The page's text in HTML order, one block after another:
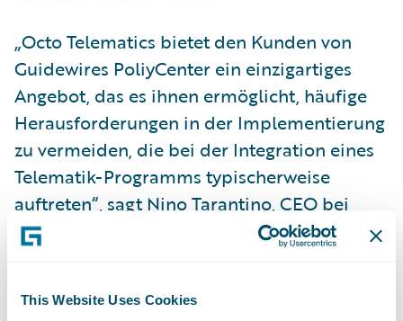
This Website Uses Cookies
„Octo Telematics bietet den Kunden von
Guidewires PoliyCenter ein einzigartiges
Angebot, das es ihnen ermöglicht, häufige
Herausforderungen in der Implementierung
zu vermeiden, die bei der Integration eines
Telematik-Programms typischerweise
auftreten“, sagt Nino Tarantino, CEO bei
Octo North America. „Mithilfe von Octos
Akzelerator können große und kleine
kürzester Zeit die Leistungsfähigkeit und das